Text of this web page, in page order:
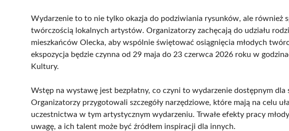
Wydarzenie to to nie tylko okazja do podziwiania rysunków, ale również
twórczością lokalnych artystów. Organizatorzy zachęcają do udziału
mieszkańców Olecka, aby wspólnie świętować osiągnięcia młodych
ekspozycja będzie czynna od 29 maja do 23 czerwca 2026 roku w
Kultury.
Wstęp na wystawę jest bezpłatny, co czyni to wydarzenie dostępnym
Organizatorzy przygotowali szczegóły narzędziowe, które mają na celu
uczestnictwa w tym artystycznym wydarzeniu. Trwałe efekty pracy
uwagę, a ich talent może być źródłem inspiracji dla innych.